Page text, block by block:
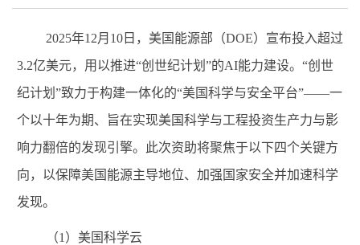
2025年12月 10 日，美国能源部（DOE）宣布投入超过
3.2亿美元，用以推进“创世纪计划”的AI能力建设。“创世
纪计划”致力于构建一体化的“美国科学与安全平台”——一
个以十年为期、旨在实现美国科学与工程投资生产力与影
响力翻倍的发现引擎。此次资助将聚焦于以下四个关键方
向，以保障美国能源主导地位、加强国家安全并加速科学
发现。
（1 ）美国科学云